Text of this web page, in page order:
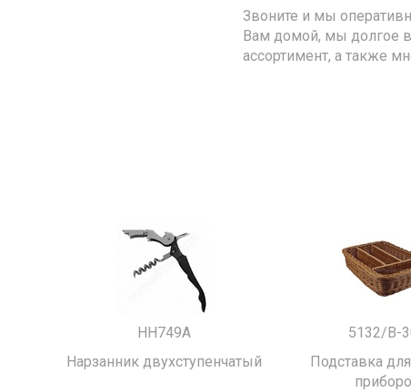
Звоните и мы
Вам домой, мы долгое
ассортимент, а также
HH749A
Нарзанник двухступенчатый
5132/B-
Подставка